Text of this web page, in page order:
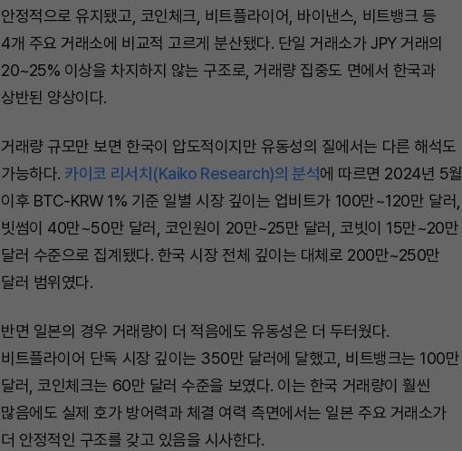
안정적으로 유지됐고, 코인체크, 비트플라이어, 바이낸스, 비트뱅크 등
4개 주요 거래소에 비교적 고르게 분산됐다. 단일 거래소가 JPY 거래의
20~25% 이상을 차지하지 않는 구조로, 거래량 집중도 면에서 한국과
상반된 양상이다.
거래량 규모만 보면 한국이 압도적이지만 유동성의 질에서는 다른 해석도
가능하다. 카이코 리서치(Kaiko Research)의 분석에 따르면 2024년 5월
이후 BTC-KRW 1% 기준 일별 시장 깊이는 업비트가 100만~120만 달러,
빗썸이 40만~50만 달러, 코인원이 20만~25만 달러, 코빗이 15만~20만
달러 수준으로 집계됐다. 한국 시장 전체 깊이는 대체로 200만~250만
달러 범위였다.
반면 일본의 경우 거래량이 더 적음에도 유동성은 더 두터웠다.
비트플라이어 단독 시장 깊이는 350만 달러에 달했고, 비트뱅크는 100만
달러, 코인체크는 60만 달러 수준을 보였다. 이는 한국 거래량이 훨씬
많음에도 실제 호가 방어력과 체결 여력 측면에서는 일본 주요 거래소가
더 안정적인 구조를 갖고 있음을 시사한다.